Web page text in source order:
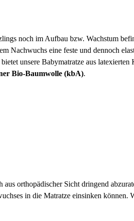
noch im Aufbau bzw. Wachstum
Nachwuchs eine feste und dennoch
unsere Babymatratze aus
Bio-Baumwolle (kbA).
orthopädischer Sicht dringend
in die Matratze einsinken können.